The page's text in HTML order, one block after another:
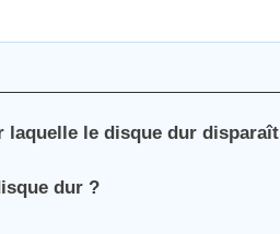
laquelle le disque dur disparaît
dur ?